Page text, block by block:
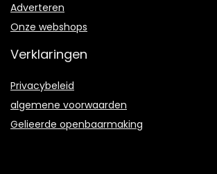
Adverteren
Onze webshops
Verklaringen
Privacybeleid
algemene voorwaarden
Gelieerde openbaarmaking